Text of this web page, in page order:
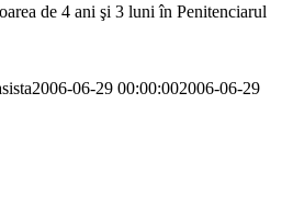
de 4 ani şi 3 luni în Penitenciarul
2006-06-29 00:00:002006-06-29